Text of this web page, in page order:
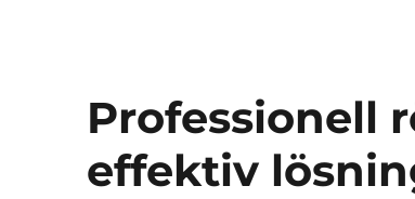
Professionell
effektiv